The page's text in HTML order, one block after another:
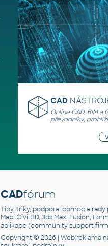
CAD
Online CAD, BIM a
převodníky,
CADfórum
Tipy, triky, podpora, pomoc a rady
Map, Civil 3D, 3ds Max, Fusion,
aplikace (community support
Copyright © 2026 | Web reklama